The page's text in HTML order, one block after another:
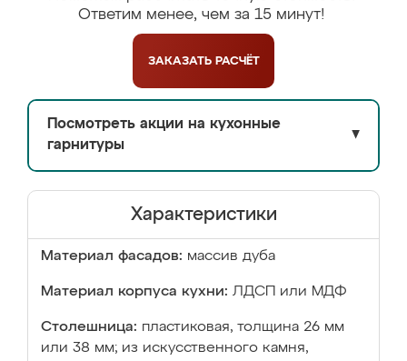
Ответим менее, чем за 15 минут!
ЗАКАЗАТЬ РАСЧЁТ
Посмотреть акции на кухонные
гарнитуры
▼
Характеристики
Материал фасадов: массив дуба
Материал корпуса кухни: ЛДСП или МДФ
Столешница: пластиковая, толщина 26 мм
или 38 мм; из искусственного камня,